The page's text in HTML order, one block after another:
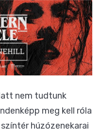
nem tudtunk
meg kell róla
húzózenekarai